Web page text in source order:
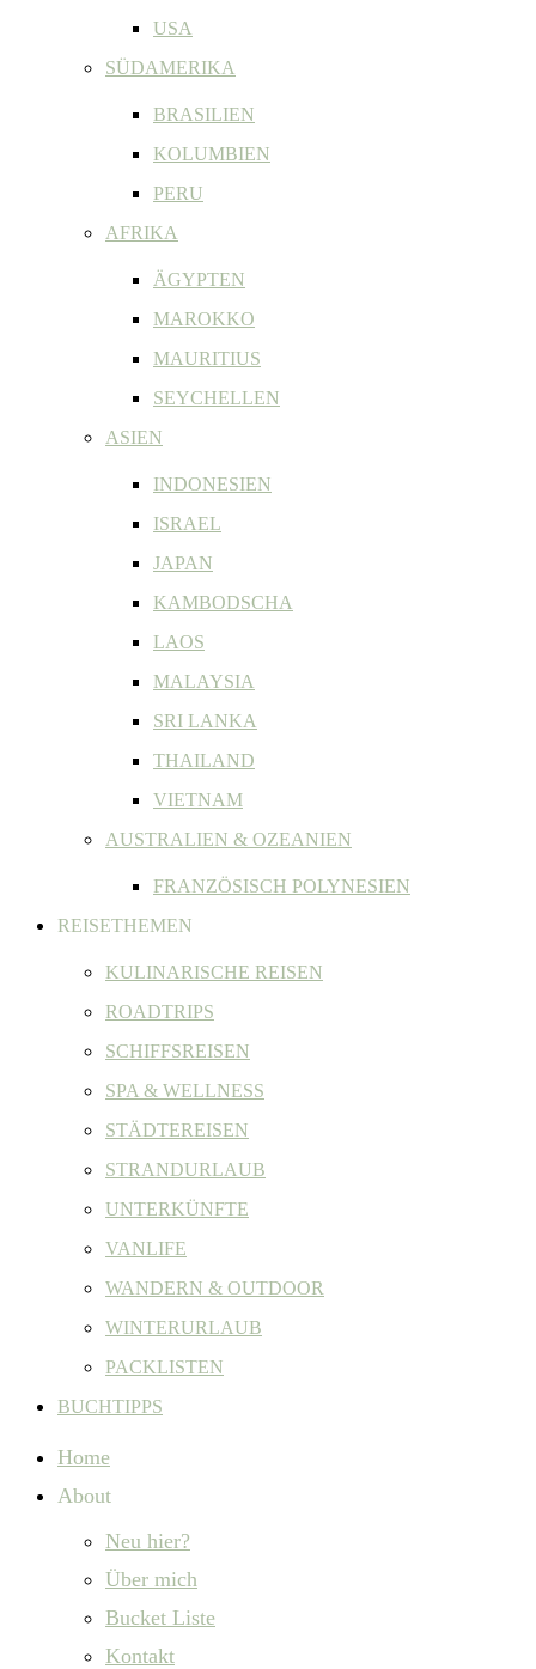
USA
SÜDAMERIKA
BRASILIEN
KOLUMBIEN
PERU
AFRIKA
ÄGYPTEN
MAROKKO
MAURITIUS
SEYCHELLEN
ASIEN
INDONESIEN
ISRAEL
JAPAN
KAMBODSCHA
LAOS
MALAYSIA
SRI LANKA
THAILAND
VIETNAM
AUSTRALIEN & OZEANIEN
FRANZÖSISCH POLYNESIEN
REISETHEMEN
KULINARISCHE REISEN
ROADTRIPS
SCHIFFSREISEN
SPA & WELLNESS
STÄDTEREISEN
STRANDURLAUB
UNTERKÜNFTE
VANLIFE
WANDERN & OUTDOOR
WINTERURLAUB
PACKLISTEN
BUCHTIPPS
Home
About
Neu hier?
Über mich
Bucket Liste
Kontakt